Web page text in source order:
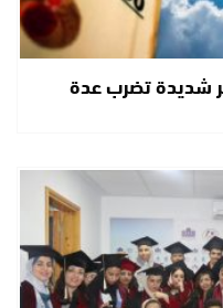
شديدة تضرب عدة